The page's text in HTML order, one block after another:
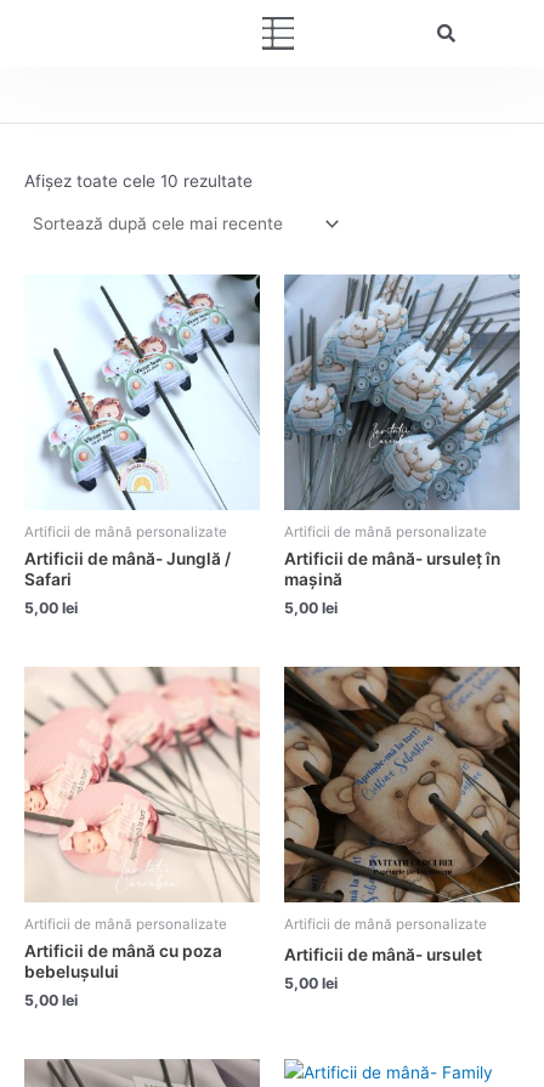
Menu
Afișez toate cele 10 rezultate
după
cele
mai
Artificii de mână personalizate
Artificii de mână- Junglă /
Safari
5,00 lei
Artificii de mână personalizate
Artificii de mână- ursuleț în
mașină
5,00 lei
Artificii de mână personalizate
Artificii de mână cu poza
bebelușului
5,00 lei
Artificii de mână personalizate
Artificii de mână- ursulet
5,00 lei